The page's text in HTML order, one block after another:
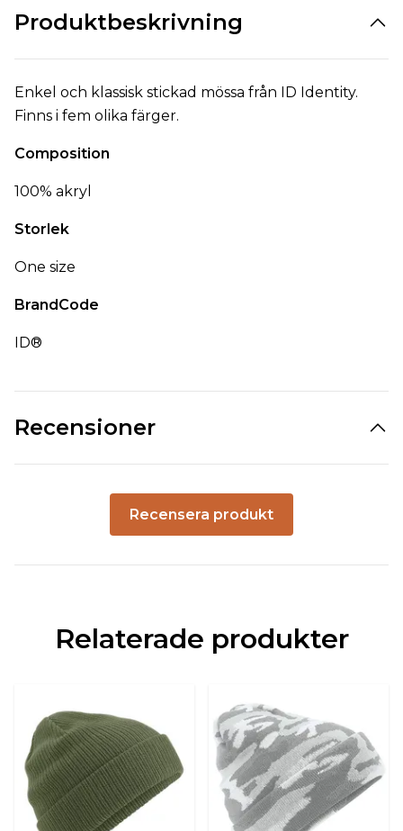
Produktbeskrivning
Enkel och klassisk stickad mössa från ID Identity.
Finns i fem olika färger.
Composition
100% akryl
Storlek
One size
BrandCode
ID®
Recensioner
Recensera produkt
Relaterade produkter